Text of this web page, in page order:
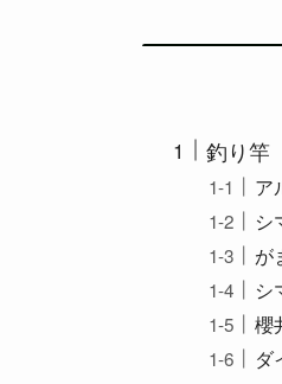
釣り竿
ア
シ
が
シ
櫻
ダ